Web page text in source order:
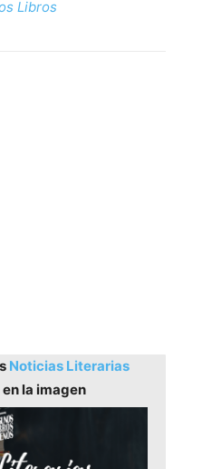
Libros
Noticias Literarias
la imagen